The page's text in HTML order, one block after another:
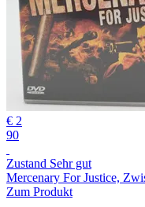
€ 2
90
Zustand Sehr gut
Mercenary For Justice,
Zum Produkt